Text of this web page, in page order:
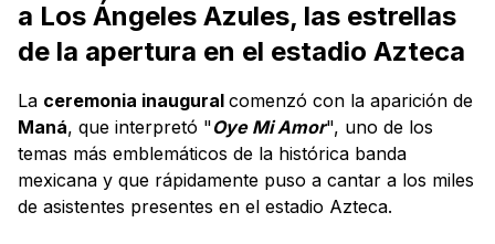
a Los Ángeles Azules, las estrellas
de la apertura en el estadio Azteca
La ceremonia inaugural comenzó con la aparición de
Maná, que interpretó "Oye Mi Amor", uno de los
temas más emblemáticos de la histórica banda
mexicana y que rápidamente puso a cantar a los miles
de asistentes presentes en el estadio Azteca.